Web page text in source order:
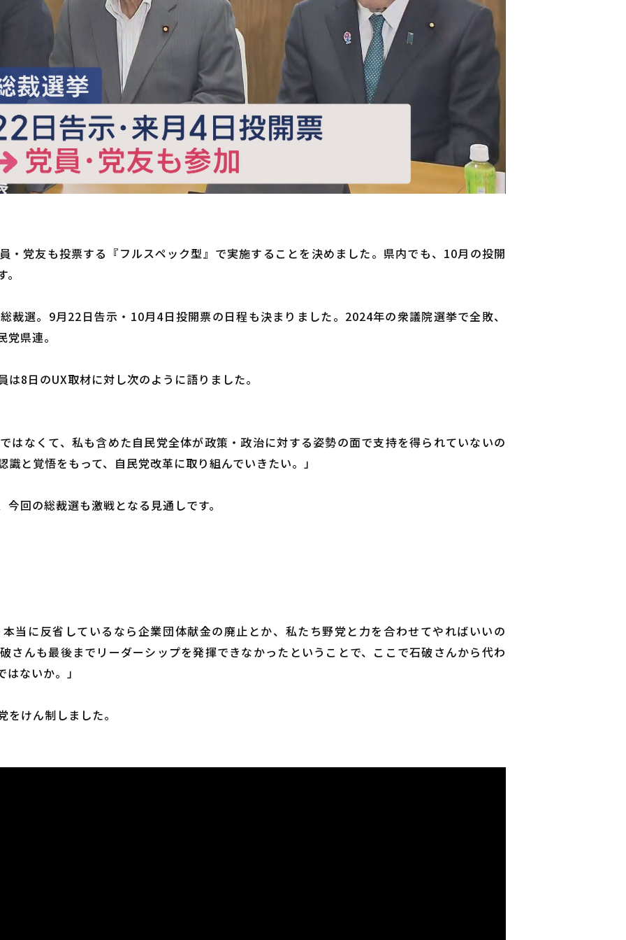
・党友も投票する『フルスペック型』で実施することを決めました。県内でも、10月の投開
裁選。9月22日告示・10月4日投開票の日程も決まりました。2024年の衆議院選挙で全敗、
県連。
8日のUX取材に対し次のように語りました。
はなくて、私も含めた自民党全体が政策・政治に対する姿勢の面で支持を得られていないの
と覚悟をもって、自民党改革に取り組んでいきたい。」
回の総裁選も激戦となる見通しです。
当に反省しているなら企業団体献金の廃止とか、私たち野党と力を合わせてやればいいの
さんも最後までリーダーシップを発揮できなかったということで、ここで石破さんから代わ
ないか。」
けん制しました。